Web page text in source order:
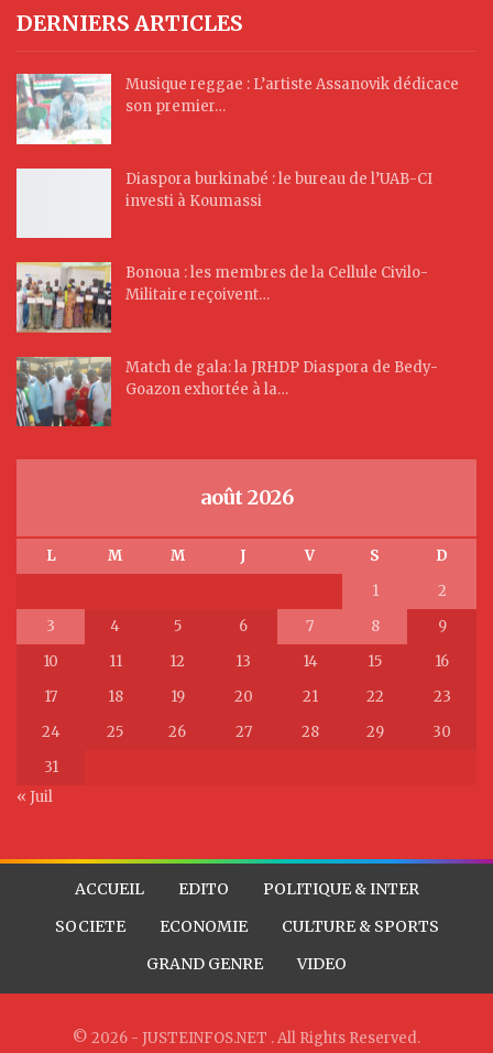
DERNIERS ARTICLES
Musique reggae : L’artiste Assanovik dédicace
son premier…
Diaspora burkinabé : le bureau de l’UAB-CI
investi à Koumassi
Bonoua : les membres de la Cellule Civilo-
Militaire reçoivent…
Match de gala: la JRHDP Diaspora de Bedy-
Goazon exhortée à la…
août 2026
L M M J V S
D
1
2
3
4 5 6 7 8
9
10
11 12 13 14 15
16
17
18 19 20 21 22
23
24
25 26 27 28 29
30
31
« Juil
ACCUEIL EDITO
POLITIQUE & INTER
SOCIETE
ECONOMIE
CULTURE & SPORTS
GRAND GENRE
VIDEO
© 2026 - JUSTEINFOS.NET . All Rights Reserved.